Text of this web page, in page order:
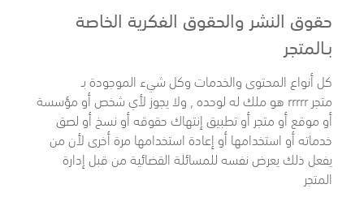
حقوق النشر والحقوق الفكرية الخاصة
بـالمتجر
كل أنواع المحتوى والخدمات وكل شيء الموجودة بـ
متجر rrrrr هو ملك له لوحده , ولا يجوز لأي شخص أو مؤسسة
أو موقع أو متجر أو تطبيق إنتهاك حقوقه أو نسخ أو لصق
خدماته أو استخدامها أو إعادة استخدامها مرة أخرى لأن من
يفعل ذلك يعرض نفسه للمسائلة القضائية من قبل إدارة
المتجر